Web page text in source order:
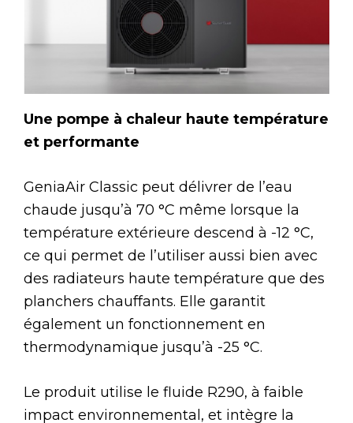
Une pompe à chaleur haute température
et performante
GeniaAir Classic peut délivrer de l’eau
chaude jusqu’à 70 °C même lorsque la
température extérieure descend à -12 °C,
ce qui permet de l’utiliser aussi bien avec
des radiateurs haute température que des
planchers chauffants. Elle garantit
également un fonctionnement en
thermodynamique jusqu’à -25 °C.
Le produit utilise le fluide R290, à faible
impact environnemental, et intègre la